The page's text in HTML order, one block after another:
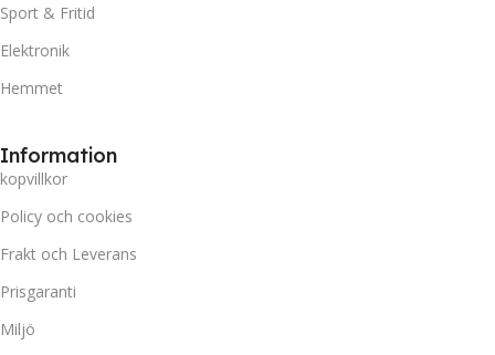
Sport & Fritid
Elektronik
Hemmet
Information
kopvillkor
Policy och cookies
Frakt och Leverans
Prisgaranti
Miljö